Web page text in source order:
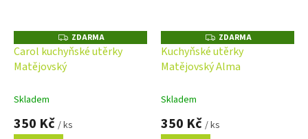
Z
D
A
ZDARMA
Carol kuchyňské utěrky
Matějovský
Skladem
350 Kč / ks
Z
D
A
R
ZDARMA
Kuchyňské utěrky
Matějovský Alma
Skladem
350 Kč / ks